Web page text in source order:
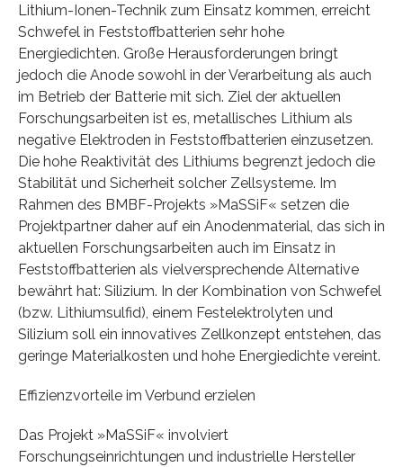
Lithium-Ionen-Technik zum Einsatz kommen, erreicht
Schwefel in Feststoffbatterien sehr hohe
Energiedichten. Große Herausforderungen bringt
jedoch die Anode sowohl in der Verarbeitung als auch
im Betrieb der Batterie mit sich. Ziel der aktuellen
Forschungsarbeiten ist es, metallisches Lithium als
negative Elektroden in Feststoffbatterien einzusetzen.
Die hohe Reaktivität des Lithiums begrenzt jedoch die
Stabilität und Sicherheit solcher Zellsysteme. Im
Rahmen des BMBF-Projekts »MaSSiF« setzen die
Projektpartner daher auf ein Anodenmaterial, das sich in
aktuellen Forschungsarbeiten auch im Einsatz in
Feststoffbatterien als vielversprechende Alternative
bewährt hat: Silizium. In der Kombination von Schwefel
(bzw. Lithiumsulfid), einem Festelektrolyten und
Silizium soll ein innovatives Zellkonzept entstehen, das
geringe Materialkosten und hohe Energiedichte vereint.
Effizienzvorteile im Verbund erzielen
Das Projekt »MaSSiF« involviert
Forschungseinrichtungen und industrielle Hersteller